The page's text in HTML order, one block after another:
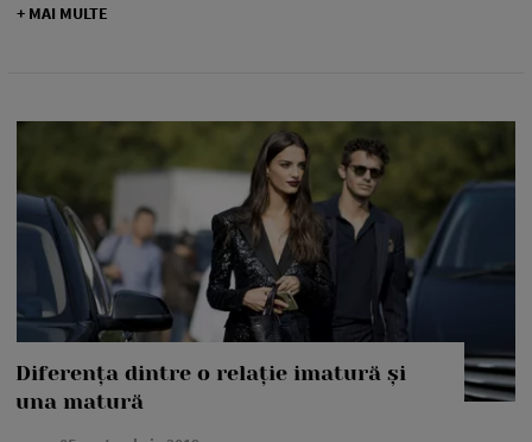
+ MAI MULTE
Diferența dintre o relație imatură și
una matură